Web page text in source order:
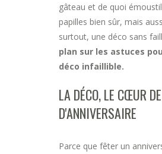
gâteau et de quoi
papilles bien sûr, mais
surtout, une déco sans
plan sur les astuces
déco infaillible.
LA DÉCO, LE CŒUR
D'ANNIVERSAIRE
Parce que fêter un